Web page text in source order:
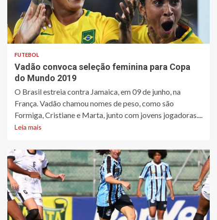
FUTEBOL
Vadão convoca seleção feminina para Copa
do Mundo 2019
O Brasil estreia contra Jamaica, em 09 de junho, na
França. Vadão chamou nomes de peso, como são
Formiga, Cristiane e Marta, junto com jovens jogadoras....
Leia mais